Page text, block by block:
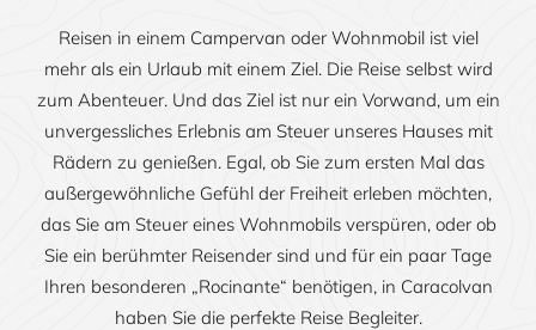
Reisen in einem Campervan oder Wohnmobil ist viel
mehr als ein Urlaub mit einem Ziel. Die Reise selbst wird
zum Abenteuer. Und das Ziel ist nur ein Vorwand, um ein
unvergessliches Erlebnis am Steuer unseres Hauses mit
Rädern zu genießen. Egal, ob Sie zum ersten Mal das
außergewöhnliche Gefühl der Freiheit erleben möchten,
das Sie am Steuer eines Wohnmobils verspüren, oder ob
Sie ein berühmter Reisender sind und für ein paar Tage
Ihren besonderen „Rocinante“ benötigen, in Caracolvan
haben Sie die perfekte Reise Begleiter.